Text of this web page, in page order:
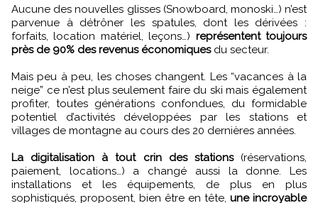
Aucune des nouvelles glisses (Snowboard, monoski…) n’est
parvenue à détrôner les spatules, dont les dérivées :
forfaits, location matériel, leçons…) représentent toujours
près de 90% des revenus économiquesdu secteur.
Mais peu à peu, les choses changent. Les “vacances à la
neige” ce n’est plus seulement faire du ski mais également
profiter, toutes générations confondues, du formidable
potentiel d’activités développées par les stations et
villages de montagne au cours des 20 dernières années.
La digitalisation à tout crin des stations(réservations,
paiement, locations…) a changé aussi la donne. Les
installations et les équipements, de plus en plus
sophistiqués, proposent, bien être en tête, une incroyable